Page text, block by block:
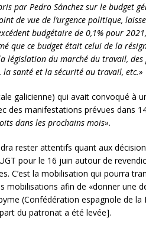
par Pedro Sánchez sur le budget
de vue de l’urgence politique,
budgétaire de 0,1% pour
que ce budget était celui de la
législation du marché du travail,
la santé et la sécurité au travail, etc.»
galicienne) qui avait convoqué
manifestations prévues dans
dans les prochains mois».
rester attentifs quant aux
pour le 16 juin autour de
C’est la mobilisation qui pourra
afin de «donner une
(Confédération espagnole de
du patronat a été levée].